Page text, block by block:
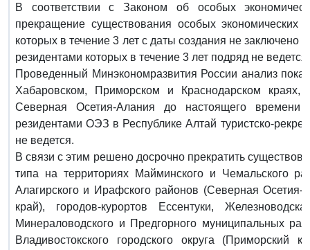
В соответствии с Законом об особых
прекращение существования особых
которых в течение 3 лет с даты создания не заключено
резидентами которых в течение 3 лет подряд не
Проведенный Минэкономразвития России анализ
Хабаровском, Приморском и Краснодарском
Северная Осетия-Алания до настоящего времени
резидентами ОЭЗ в Республике Алтай туристско-
не ведется.
В связи с этим решено досрочно прекратить
типа на территориях Майминского и Чемальского
Алагирского и Ирафского районов (Северная
край), городов-курортов Ессентуки,
Минераловодского и Предгорного муниципальных
Владивостокского городского округа